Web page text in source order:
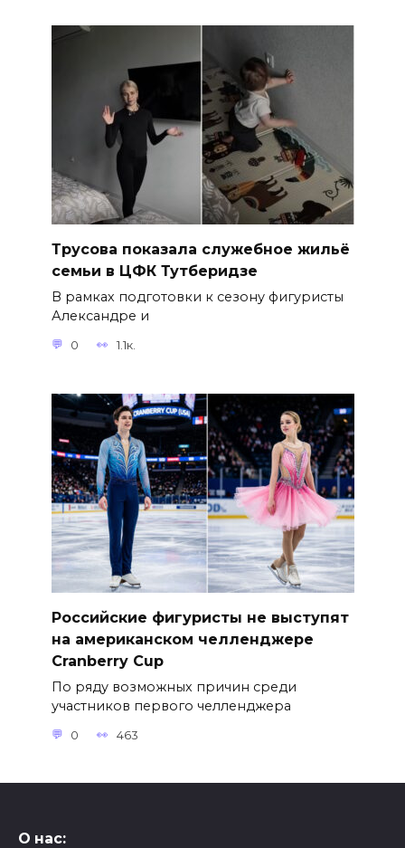
Трусова показала служебное жильё
семьи в ЦФК Тутберидзе
В рамках подготовки к сезону фигуристы
Александре и
0 1.1к.
Российские фигуристы не выступят
на американском челленджере
Cranberry Cup
По ряду возможных причин среди
участников первого челленджера
0 463
О нас: